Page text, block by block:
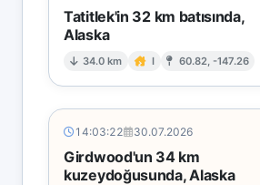
Tatitlek'in 32 km batısında,
Alaska
34.0 km I 60.82, -147.26
14:03:22 30.07.2026
Girdwood'un 34 km
kuzeydoğusunda, Alaska